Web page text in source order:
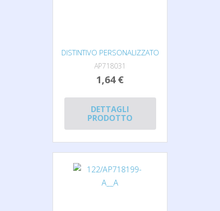
DISTINTIVO PERSONALIZZATO
AP718031
1,64 €
DETTAGLI
PRODOTTO